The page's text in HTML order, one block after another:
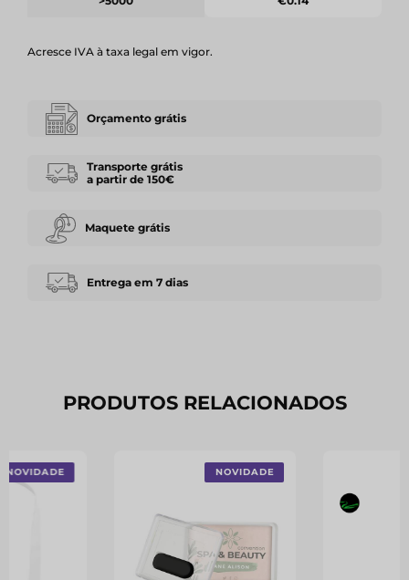
Acresce IVA à taxa legal em vigor.
Orçamento grátis
Transporte grátis
a partir de 150€
Maquete grátis
Entrega em 7 dias
PRODUTOS RELACIONADOS
NOVIDADE NOVIDADE